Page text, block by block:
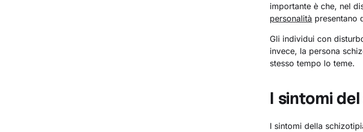
importante è che, nel
personalità presentano
Gli individui con
invece, la persona
stesso tempo lo teme.
I sintomi
I sintomi della